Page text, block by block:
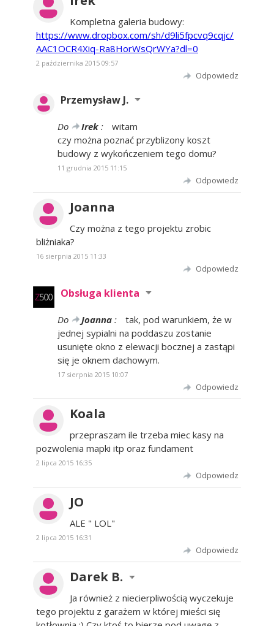
Kompletna galeria budowy:
https://www.dropbox.com/sh/d9li5fpcvq9cqjc/
AAC1OCR4Xiq-Ra8HorWsQrWYa?dl=0
2 października 2015 09:57
Odpowiedz
Przemysław J.
Do Irek :
witam
czy można poznać przyblizony koszt
budowy z wykończeniem tego domu?
11 grudnia 2015 11:15
Odpowiedz
Joanna
Czy można z tego projektu zrobic
bliżniaka?
16 sierpnia 2015 11:33
Odpowiedz
Obsługa klienta
Do Joanna :
tak, pod warunkiem, że w
jednej sypialni na poddaszu zostanie
usunięte okno z elewacji bocznej a zastąpi
się je oknem dachowym.
17 sierpnia 2015 10:07
Odpowiedz
Koala
przepraszam ile trzeba miec kasy na
pozwolenia mapki itp oraz fundament
2 lipca 2015 16:35
Odpowiedz
JO
ALE " LOL"
2 lipca 2015 16:31
Odpowiedz
Darek B.
Ja również z niecierpliwością wyczekuje
tego projektu z garażem w której mieści się